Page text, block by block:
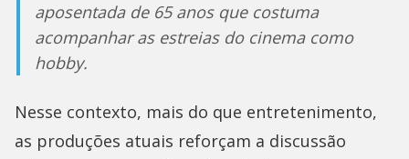
aposentada de 65 anos que costuma
acompanhar as estreias do cinema como
hobby.
Nesse contexto, mais do que entretenimento,
as produções atuais reforçam a discussão